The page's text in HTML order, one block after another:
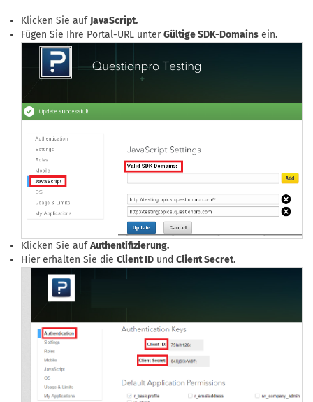
Klicken Sie auf JavaScript.
Fügen Sie Ihre Portal-URL unterGültige SDK-Domains ein.
Klicken Sie aufAuthentifizierung.
Hier erhalten Sie die Client ID und Client Secret.